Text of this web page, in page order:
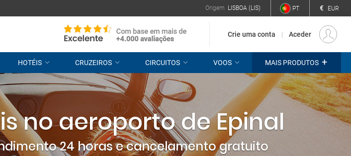
Origem LISBOA (LIS) PT € EUR
Crie uma conta Aceder
HOTÉIS CRUZEIROS CIRCUITOS VOOS MAIS PRODUTOS +
no aeroporto de Epinal
24 horas e cancelamento gratuito